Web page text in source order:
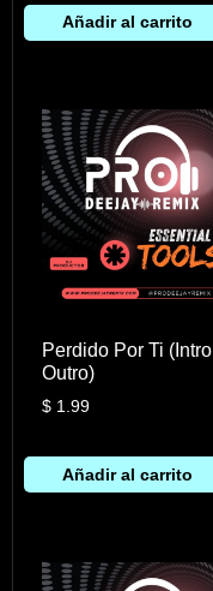
Añadir al carrito
Perdido Por Ti (Intro
Outro)
$1.99
Añadir al carrito